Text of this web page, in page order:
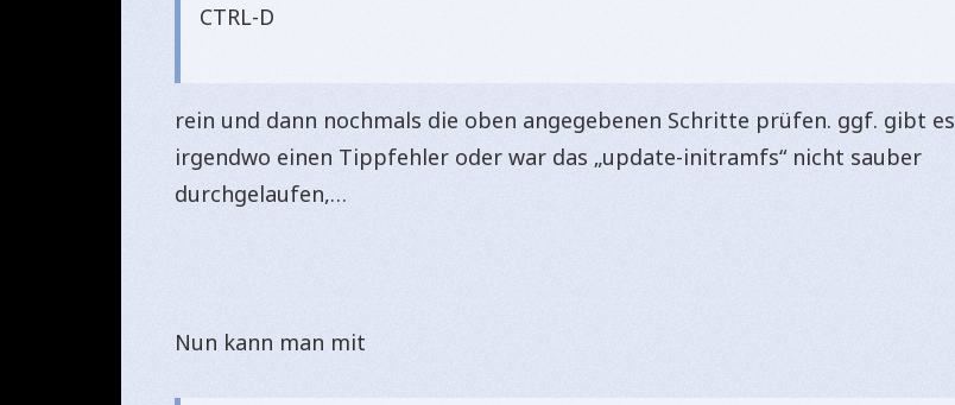
CTRL-D
rein und dann nochmals die oben angegebenen Schritte prüfen. ggf. gibt es
irgendwo einen Tippfehler oder war das „update-initramfs“ nicht sauber
durchgelaufen,…
Nun kann man mit